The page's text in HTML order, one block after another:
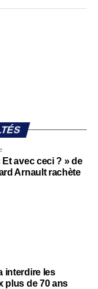
avec ceci ? » de
Arnault rachète
interdire les
plus de 70 ans